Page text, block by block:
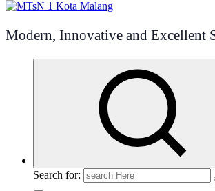
Modern, Innovative and Excellent
Search for: